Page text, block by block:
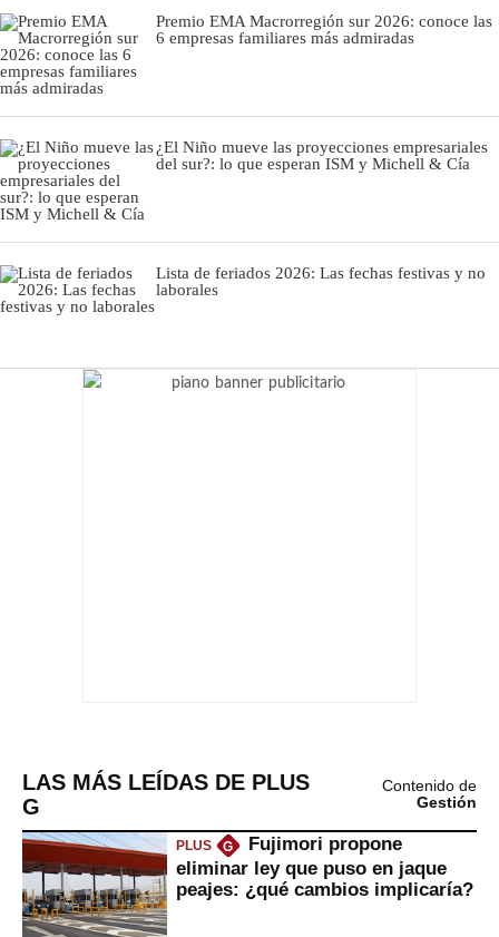
Premio EMA Macrorregión sur 2026: conoce las
6 empresas familiares más admiradas
¿El Niño mueve las proyecciones empresariales
del sur?: lo que esperan ISM y Michell & Cía
Lista de feriados 2026: Las fechas festivas y no
laborales
LAS MÁS LEÍDAS DE PLUS
G
Contenido de
Gestión
PLUS G
Fujimori propone
eliminar ley que puso en jaque
peajes: ¿qué cambios implicaría?